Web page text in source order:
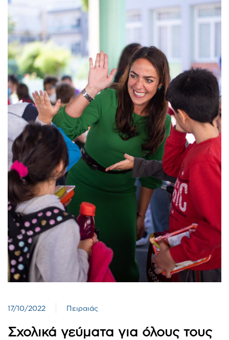
17/10/2022 Πειραιάς
Σχολικά γεύματα για όλους τους